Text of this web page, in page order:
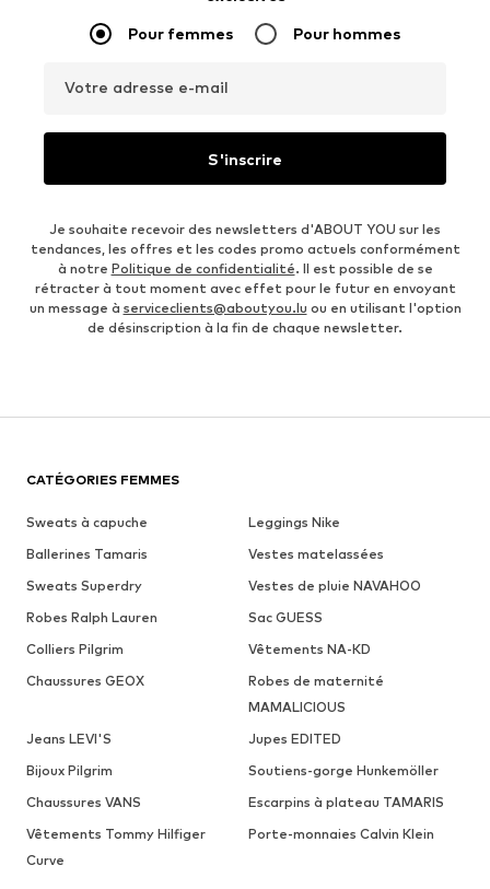
Pour femmes Pour hommes
Votre adresse e-mail
S'inscrire
Je souhaite recevoir des newsletters d'ABOUT YOU sur les
tendances, les offres et les codes promo actuels conformément
à notre Politique de confidentialité. Il est possible de se
rétracter à tout moment avec effet pour le futur en envoyant
un message à serviceclients@aboutyou.lu ou en utilisant l'option
de désinscription à la fin de chaque newsletter.
CATÉGORIES FEMMES
Sweats à capuche
Leggings Nike
Ballerines Tamaris
Vestes matelassées
Sweats Superdry
Vestes de pluie NAVAHOO
Robes Ralph Lauren
Sac GUESS
Colliers Pilgrim
Vêtements NA-KD
Chaussures GEOX
Robes de maternité
MAMALICIOUS
Jeans LEVI'S
Jupes EDITED
Bijoux Pilgrim
Soutiens-gorge Hunkemöller
Chaussures VANS
Escarpins à plateau TAMARIS
Vêtements Tommy Hilfiger
Curve
Porte-monnaies Calvin Klein